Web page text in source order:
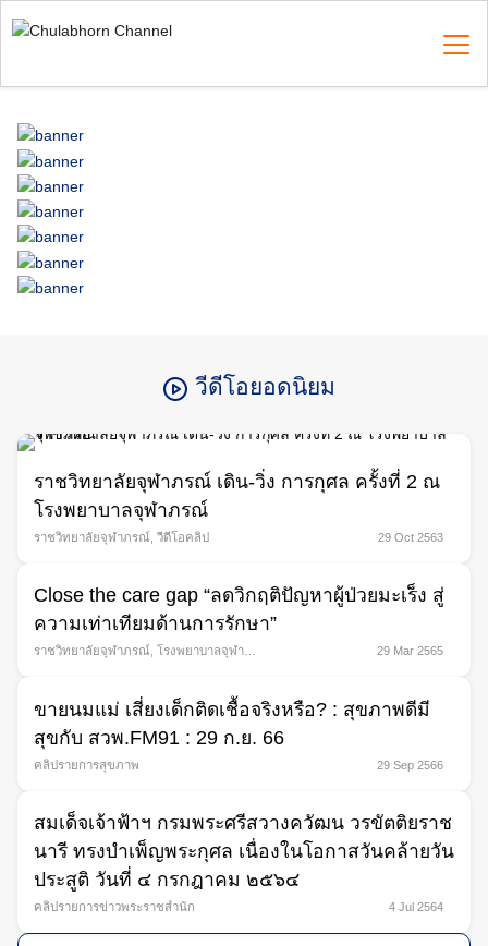
to
Search
for:
วีดีโอยอดนิยม
ราชวิทยาลัยจุฬาภรณ์ เดิน-วิ่ง การกุศล ครั้งที่ 2 ณ
โรงพยาบาลจุฬาภรณ์
ราชวิทยาลัยจุฬาภรณ์ วีดีโอคลิป 29 Oct 2563
Close the care gap “ลดวิกฤติปัญหาผู้ป่วยมะเร็ง สู่
ความเท่าเทียมด้านการรักษา”
ราชวิทยาลัยจุฬาภรณ์
โรงพยาบาลจุฬาภ
29 Mar 2565
ขายนมแม่ เสี่ยงเด็กติดเชื้อจริงหรือ? : สุขภาพดีมี
สุขกับ สวพ.FM91 : 29 ก.ย. 66
คลิปรายการสุขภาพ 29 Sep 2566
สมเด็จเจ้าฟ้าฯ กรมพระศรีสวางควัฒน วรขัตติยราช
นารี ทรงบำเพ็ญพระกุศล เนื่องในโอกาสวันคล้ายวัน
ประสูติ วันที่ ๔ กรกฎาคม ๒๕๖๔
คลิปรายการข่าวพระราชสำนัก 4 Jul 2564